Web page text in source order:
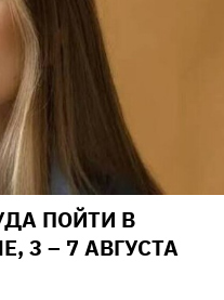
ПОЙТИ В
3 – 7 АВГУСТА